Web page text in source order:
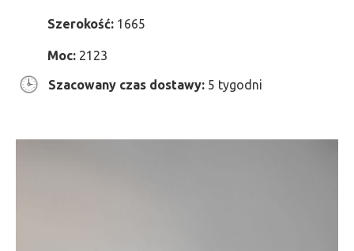
Szerokość: 1665
Moc: 2123
Szacowany czas dostawy: 5 tygodni